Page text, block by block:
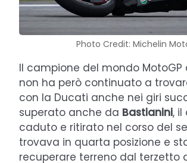
Photo Credit: Michelin
Il campione del mondo MotoGP
non ha però continuato a
con la Ducati anche nei giri
superato anche da Bastianini, il
caduto e ritirato nel corso del
trovava in quarta posizione e
recuperare terreno dal terzetto